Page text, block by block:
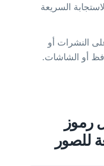
السريعة
النشرات أو
أو الشاشات.
رموز
للصور